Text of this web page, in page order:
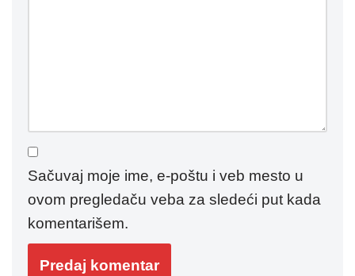
Sačuvaj moje ime, e-poštu i veb mesto u
ovom pregledaču veba za sledeći put kada
komentarišem.